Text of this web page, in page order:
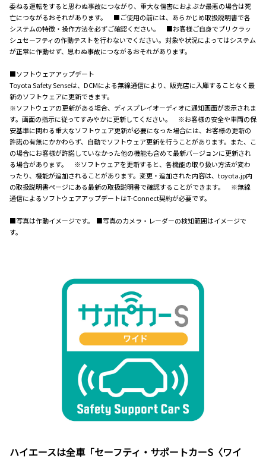
委ねる運転をすると思わぬ事故につながり、重大な傷害におよぶか最悪の場合は死
亡につながるおそれがあります。 ■ご使用の前には、あらかじめ取扱説明書で各
システムの特徴・操作方法を必ずご確認ください。 ■お客様ご自身でプリクラッ
シュセーフティの作動テストを行わないでください。対象や状況によってはシステム
が正常に作動せず、思わぬ事故につながるおそれがあります。
■ソフトウェアアップデート
Toyota Safety Senseは、DCMによる無線通信により、販売店に入庫することなく最
新のソフトウェアに更新できます。
※ソフトウェアの更新がある場合、ディスプレイオーディオに通知画面が表示されま
す。画面の指示に従ってすみやかに更新してください。 ※お客様の安全や車両の保
安基準に関わる重大なソフトウェア更新が必要になった場合には、お客様の更新の
許諾の有無にかかわらず、自動でソフトウェア更新を行うことがあります。また、こ
の場合にお客様が許諾していなかった他の機能も含めて最新バージョンに更新され
る場合があります。 ※ソフトウェアを更新すると、各機能の取り扱い方法が変わ
ったり、機能が追加されることがあります。変更・追加された内容は、toyota.jp内
の取扱説明書ページにある最新の取扱説明書で確認することができます。 ※無線
通信によるソフトウェアアップデートはT-Connect契約が必要です。
■写真は作動イメージです。 ■写真のカメラ・レーダーの検知範囲はイメージで
す。
ハイエースは全車「セーフティ・サポートカーS〈ワイ